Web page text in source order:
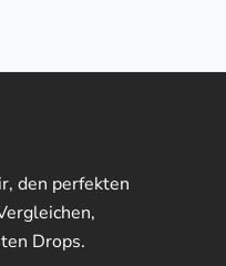
den perfekten
Drops.